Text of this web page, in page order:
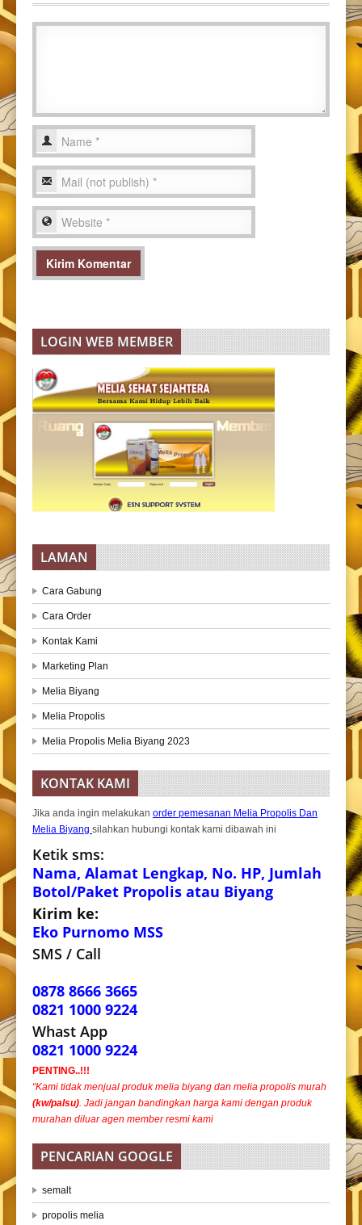
LOGIN WEB MEMBER
LAMAN
Cara Gabung
Cara Order
Kontak Kami
Marketing Plan
Melia Biyang
Melia Propolis
Melia Propolis Melia Biyang 2023
KONTAK KAMI
Jika anda ingin melakukan order pemesanan Melia Propolis Dan
Melia Biyang silahkan hubungi kontak kami dibawah ini
Ketik sms:
Nama, Alamat Lengkap, No. HP, Jumlah
Botol/Paket Propolis atau Biyang
Kirim ke:
Eko Purnomo MSS
SMS / Call
0878 8666 3665
0821 1000 9224
Whast App
0821 1000 9224
PENTING..!!!
“Kami tidak menjual produk melia biyang dan melia propolis murah
(kw/palsu). Jadi jangan bandingkan harga kami dengan produk
murahan diluar agen member resmi kami
PENCARIAN GOOGLE
semalt
propolis melia